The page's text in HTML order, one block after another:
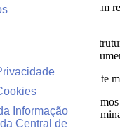
Informação
Central de
um contrato ou um
institucional.
internos, uma
de controle
órgão público garante
legalizada, seguimos
e permitindo a